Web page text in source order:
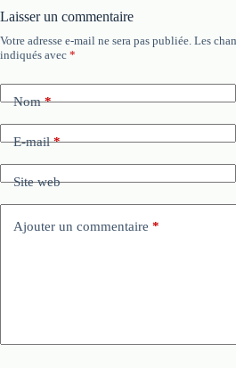
Laisser un commentaire
Votre adresse e-mail ne sera pas publiée. Les
indiqués avec *
Nom*
E-mail*
Site web
Ajouter un commentaire *